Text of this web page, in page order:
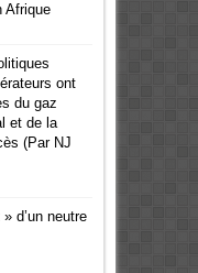
Afrique
ont
du gaz
et de la
(Par NJ
d’un neutre